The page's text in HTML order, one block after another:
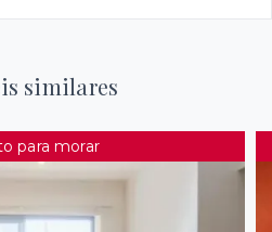
similares
para morar